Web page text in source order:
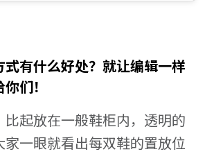
有什么好处？就让编辑一样
们！
比起放在一般鞋柜内，透明的
家一眼就看出每双鞋的置放位